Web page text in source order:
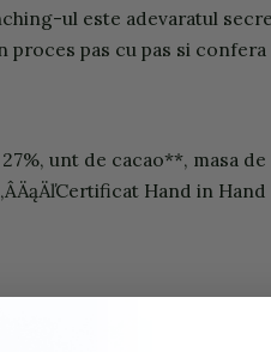
ul este adevaratul
pas cu pas si
unt de cacao**, masa
Hand in